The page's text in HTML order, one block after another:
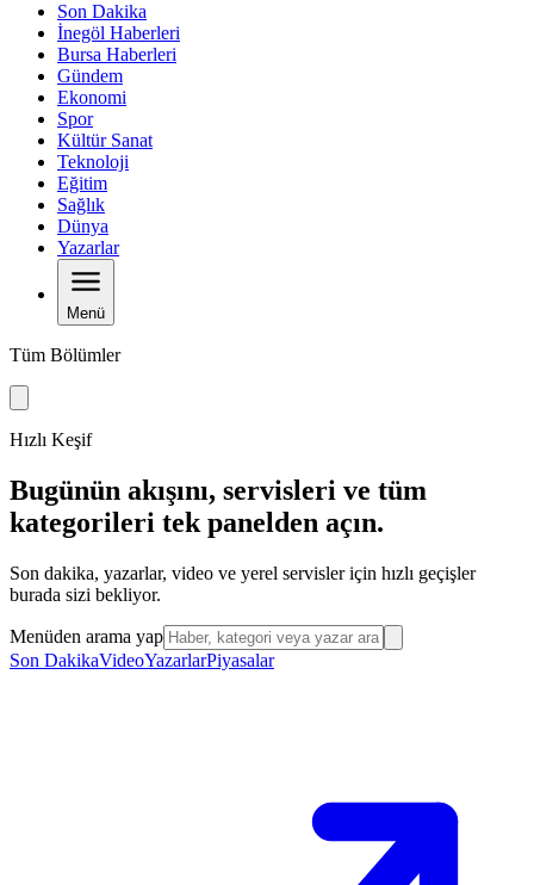
Son Dakika
İnegöl Haberleri
Bursa Haberleri
Gündem
Ekonomi
Spor
Kültür Sanat
Teknoloji
Eğitim
Sağlık
Dünya
Yazarlar
Menü
Tüm Bölümler
Hızlı Keşif
Bugünün akışını, servisleri ve tüm
kategorileri tek panelden açın.
Son dakika, yazarlar, video ve yerel servisler için hızlı geçişler
burada sizi bekliyor.
Menüden arama yap
Son DakikaVideoYazarlarPiyasalar